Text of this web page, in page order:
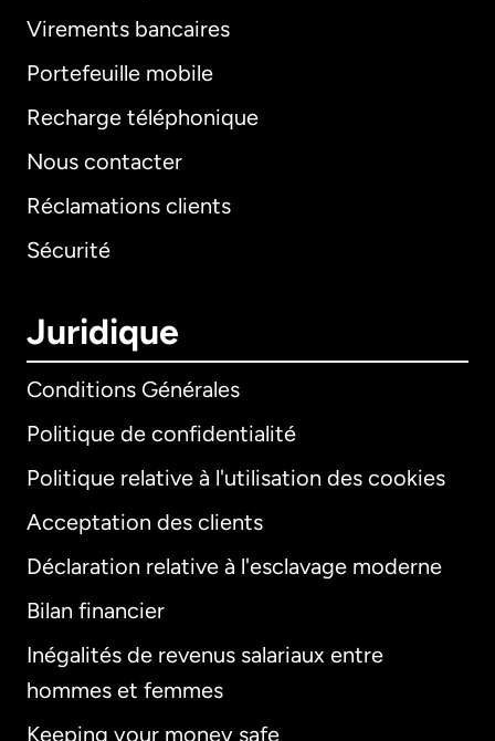
Virements bancaires
Portefeuille mobile
Recharge téléphonique
Nous contacter
Réclamations clients
Sécurité
Juridique
Conditions Générales
Politique de confidentialité
Politique relative à l'utilisation des cookies
Acceptation des clients
Déclaration relative à l'esclavage moderne
Bilan financier
Inégalités de revenus salariaux entre
hommes et femmes
Keeping your money safe
International